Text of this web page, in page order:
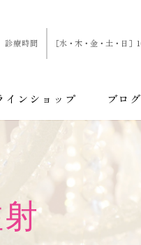
診療時間 ［水・木・金・土・日
その他のお悩み
-
インショップ ブログ